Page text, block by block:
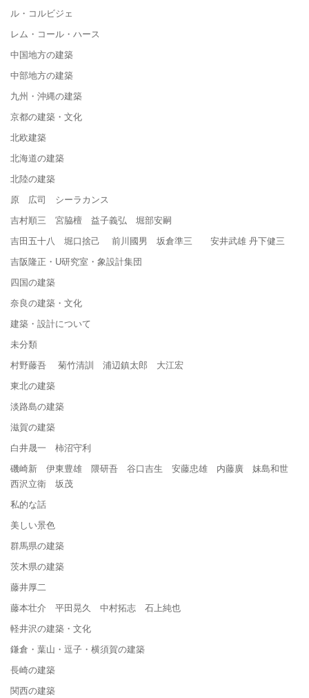
ル・コルビジェ
レム・コール・ハース
中国地方の建築
中部地方の建築
九州・沖縄の建築
京都の建築・文化
北欧建築
北海道の建築
北陸の建築
原 広司 シーラカンス
吉村順三 宮脇檀 益子義弘 堀部安嗣
吉田五十八 堀口捨己 前川國男 坂倉準三 安井武雄 丹下健三
吉阪隆正・U研究室・象設計集団
四国の建築
奈良の建築・文化
建築・設計について
未分類
村野藤吾 菊竹清訓 浦辺鎮太郎 大江宏
東北の建築
淡路島の建築
滋賀の建築
白井晟一 柿沼守利
磯崎新 伊東豊雄 隈研吾 谷口吉生 安藤忠雄 内藤廣 妹島和世
西沢立衛 坂茂
私的な話
美しい景色
群馬県の建築
茨木県の建築
藤井厚二
藤本壮介 平田晃久 中村拓志 石上純也
軽井沢の建築・文化
鎌倉・葉山・逗子・横須賀の建築
長崎の建築
関西の建築